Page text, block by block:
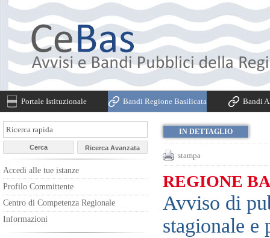
Portale Istituzionale Bandi Regione Basilicata Bandi
Accedi alle tue istanze
Profilo Committente
Centro di Competenza Regionale
Informazioni
IN DETTAGLIO
stampa
REGIONE
Avviso di
stagionale e